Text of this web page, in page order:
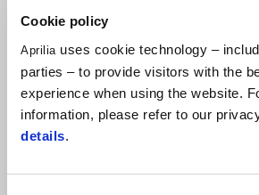
Cookie policy
Aprilia uses cookie technology –
parties – to provide visitors with the
experience when using the website.
information, please refer to our
details.
JACOPO CERUTTI
“Беше страхотно състезание,
изключително изпитание за физиката,
преди нас и в събота, и в неделя, което